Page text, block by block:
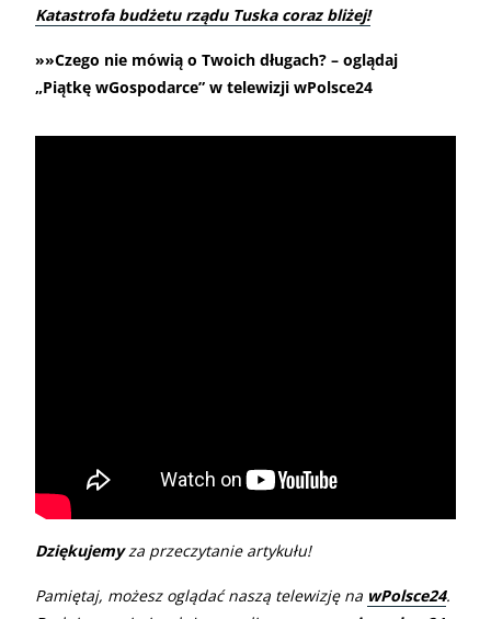
Katastrofa budżetu rządu Tuska coraz bliżej!
»»Czego nie mówią o Twoich długach? – oglądaj
„Piątkę wGospodarce” w telewizji wPolsce24
Dziękujemyza przeczytanie artykułu!
Pamiętaj, możesz oglądać naszą telewizję na wPolsce24.